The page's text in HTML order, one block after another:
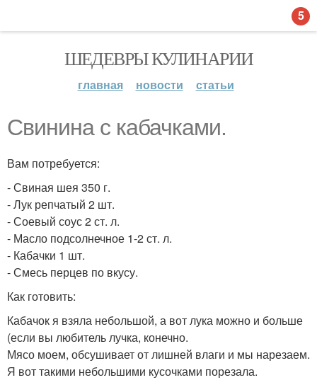
ШЕДЕВРЫ КУЛИНАРИИ
главная новости статьи
Свинина с кабачками.
Вам потребуется:
- Свиная шея 350 г.
- Лук репчатый 2 шт.
- Соевый соус 2 ст. л.
- Масло подсолнечное 1-2 ст. л.
- Кабачки 1 шт.
- Смесь перцев по вкусу.
Как готовить:
Кабачок я взяла небольшой, а вот лука можно и больше
(если вы любитель лучка, конечно.
Мясо моем, обсушивает от лишней влаги и мы нарезаем.
Я вот такими небольшими кусочками порезала.
5